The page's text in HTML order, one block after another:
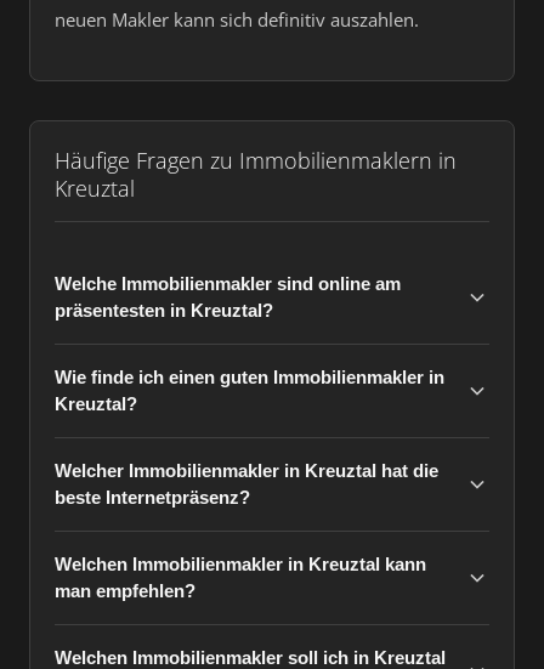
neuen Makler kann sich definitiv auszahlen.
Häufige Fragen zu Immobilienmaklern in
Kreuztal
Welche Immobilienmakler sind online am
präsentesten in Kreuztal?
Wie finde ich einen guten Immobilienmakler in
Kreuztal?
Welcher Immobilienmakler in Kreuztal hat die
beste Internetpräsenz?
Welchen Immobilienmakler in Kreuztal kann
man empfehlen?
Welchen Immobilienmakler soll ich in Kreuztal